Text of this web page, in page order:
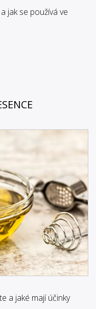
jak se používá ve
a jaké mají účinky